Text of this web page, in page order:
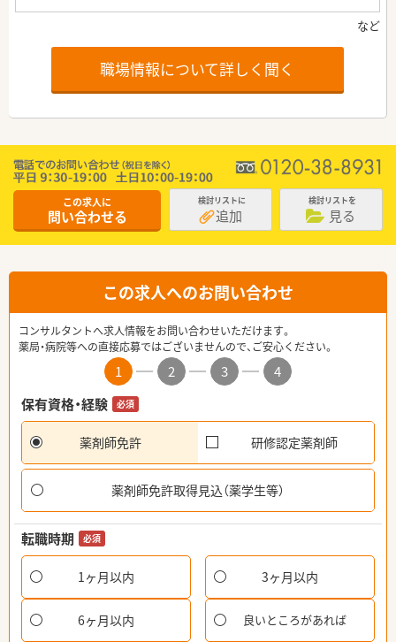
職場情報について詳しく聞く
この求人に
問い合わせる
検討リストに
追加
検討リストを
見る
この求人へのお問い合わせ
コンサルタントへ求人情報をお問い合わせいただけます。
薬局・病院等への直接応募ではございませんので、ご安心ください。
1 2 3
4
保有資格・経験
必須
薬剤師免許 研修認定薬剤師
薬剤師免許取得見込（薬学生等）
転職時期 必須
1ヶ月以内 3ヶ月以内
6ヶ月以内 良いところがあれば